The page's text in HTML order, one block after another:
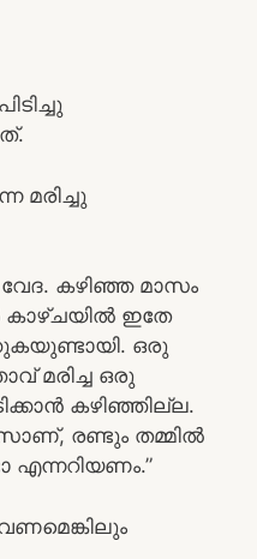
മരിച്ചു
കഴിഞ്ഞ മാസം
കാഴ്ചയിൽ ഇതേ
ഒരു
മരിച്ച ഒരു
കഴിഞ്ഞില്ല.
രണ്ടും തമ്മിൽ
എന്നറിയണം.”